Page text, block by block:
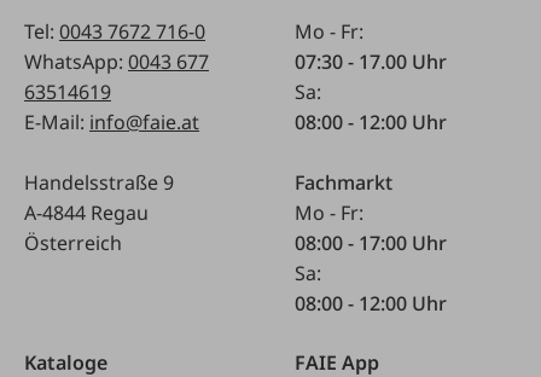
Tel: 0043 7672 716-0
WhatsApp: 0043 677
63514619
E-Mail: info@faie.at
Handelsstraße 9
A-4844 Regau
Österreich
Mo - Fr:
07:30 - 17.00 Uhr
Sa:
08:00 - 12:00 Uhr
Fachmarkt
Mo - Fr:
08:00 - 17:00 Uhr
Sa:
08:00 - 12:00 Uhr
Kataloge
FAIE App